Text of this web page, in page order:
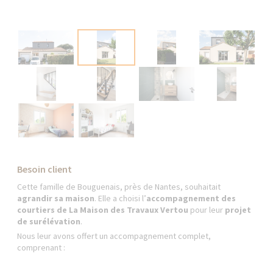
Besoin client
Cette famille de Bouguenais, près de Nantes, souhaitait
agrandir sa maison. Elle a choisi l’accompagnement des
courtiers de La Maison des Travaux Vertou pour leur projet
de surélévation.
Nous leur avons offert un accompagnement complet,
comprenant :